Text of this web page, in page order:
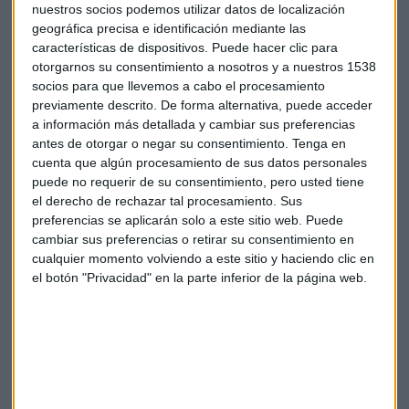
nuestros socios podemos utilizar datos de localización
geográfica precisa e identificación mediante las
características de dispositivos. Puede hacer clic para
otorgarnos su consentimiento a nosotros y a nuestros 1538
socios para que llevemos a cabo el procesamiento
previamente descrito. De forma alternativa, puede acceder
a información más detallada y cambiar sus preferencias
antes de otorgar o negar su consentimiento. Tenga en
cuenta que algún procesamiento de sus datos personales
puede no requerir de su consentimiento, pero usted tiene
el derecho de rechazar tal procesamiento. Sus
preferencias se aplicarán solo a este sitio web. Puede
cambiar sus preferencias o retirar su consentimiento en
cualquier momento volviendo a este sitio y haciendo clic en
el botón "Privacidad" en la parte inferior de la página web.
El gigante de la tecnología está apostando por segunda vez
en dos décadas por un sistema que persuade a millones de
personas en todo el mundo para cambiar la forma en la que
escuchan y pagan por la música. En 2003, iTunes Music
Store hizo posible la descarga de canciones individuales e
hizo iTunes la tienda de música más grande del planeta.
Suscríbete a nuestros boletines